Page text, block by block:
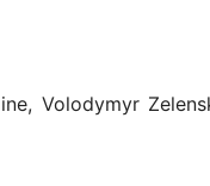
Volodymyr